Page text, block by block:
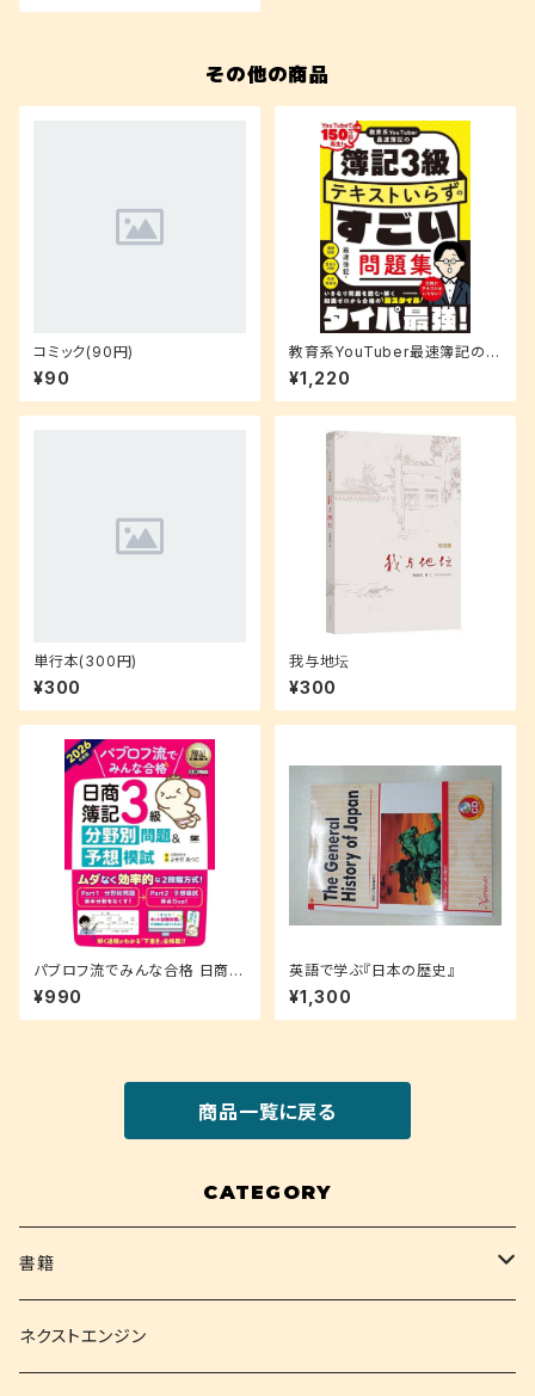
その他の商品
コミック(90円)
¥90
教育系YouTuber最速簿記の簿
記3級 テキストいらずのすごい
問題集
¥1,220
単行本(300円)
¥300
我与地坛
¥300
パブロフ流でみんな合格 日商簿
記3級 分野別問題＆予想模試 2
026年度版
¥990
英語で学ぶ『日本の歴史』
¥1,300
商品一覧に戻る
CATEGORY
書籍
関西大学テキスト
ネクストエンジン